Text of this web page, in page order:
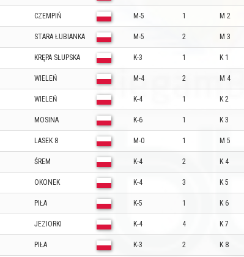
CZEMPIŃ M-5 1 M 2
STARA ŁUBIANKA M-5 2 M 3
KRĘPA SŁUPSKA K-3 1 K 1
WIELEŃ M-4 2 M 4
WIELEŃ K-4 1 K 2
MOSINA K-6 1 K 3
LASEK 8 M-0 1 M 5
ŚREM K-4 2 K 4
OKONEK K-4 3 K 5
PIŁA K-5 1 K 6
JEZIORKI K-4 4 K 7
PIŁA K-3 2 K 8